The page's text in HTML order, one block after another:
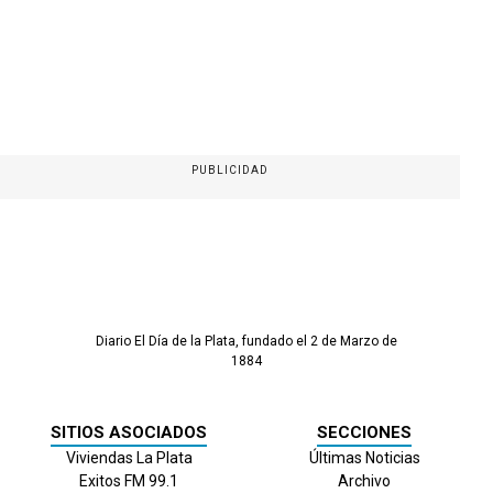
PUBLICIDAD
Diario El Día de la Plata, fundado el 2 de Marzo de
1884
SITIOS ASOCIADOS
Viviendas La Plata
Exitos FM 99.1
SECCIONES
Últimas Noticias
Archivo